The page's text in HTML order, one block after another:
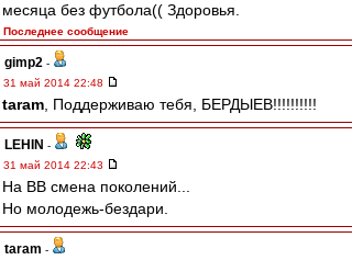
месяца без футбола(( Здоровья.
Последнее сообщение
gimp2 -
31 май 2014 22:48
taram , Поддерживаю тебя, БЕРДЫЕВ!!!!!!!!!!
LEHIN -
31 май 2014 22:43
На ВВ смена поколений...
Но молодежь-бездари.
taram -